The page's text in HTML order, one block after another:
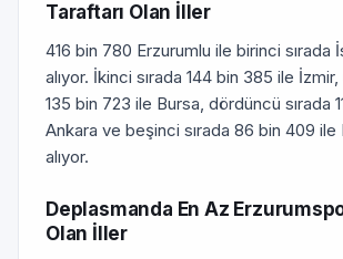
Taraftarı Olan İller
416 bin 780 Erzurumlu ile birinci sırada
alıyor. İkinci sırada 144 bin 385 ile
135 bin 723 ile Bursa, dördüncü sırada
Ankara ve beşinci sırada 86 bin 409 ile
alıyor.
Deplasmanda En Az
Olan İller